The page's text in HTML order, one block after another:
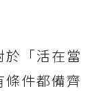
於「活在當
件都備齊